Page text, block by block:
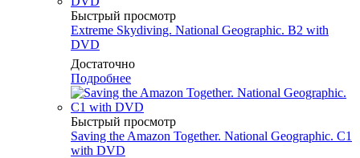
Быстрый просмотр
Extreme Skydiving. National Geographic. B2 with
DVD
Достаточно
Подробнее
Быстрый просмотр
Saving the Amazon Together. National Geographic. C1
with DVD